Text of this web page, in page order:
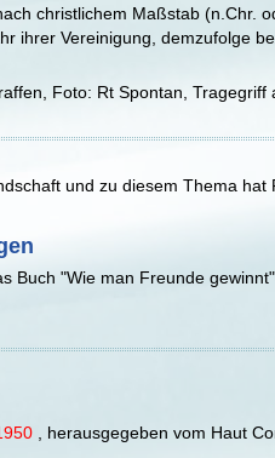
christlichem Maßstab (n.Chr.
ihrer Vereinigung, demzufolge
Foto: Rt Spontan, Tragegriff
und zu diesem Thema
Buch "Wie man Freunde
, herausgegeben vom Haut